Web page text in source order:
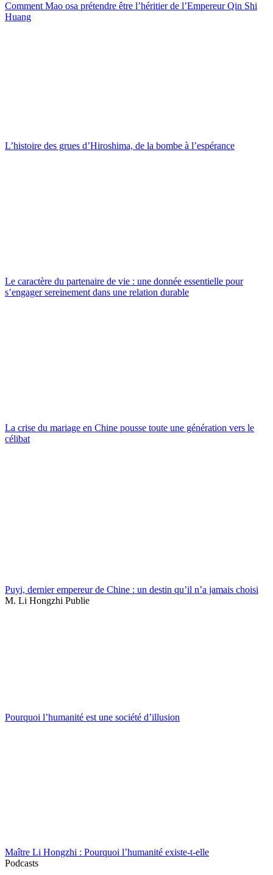
Comment Mao osa prétendre être l’héritier de l’Empereur Qin Shi
Huang
L’histoire des grues d’Hiroshima, de la bombe à l’espérance
Le caractère du partenaire de vie : une donnée essentielle pour
s’engager sereinement dans une relation durable
La crise du mariage en Chine pousse toute une génération vers le
célibat
Puyi, dernier empereur de Chine : un destin qu’il n’a jamais choisi
M. Li Hongzhi Publie
Pourquoi l’humanité est une société d’illusion
Maître Li Hongzhi : Pourquoi l’humanité existe-t-elle
Podcasts